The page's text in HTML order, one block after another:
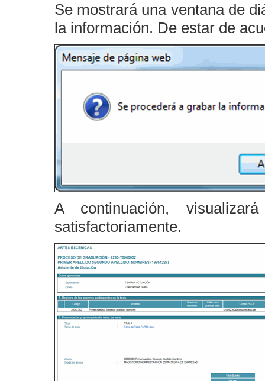
Se mostrará una ventana de
la información. De estar de
A continuación,
satisfactoriamente.